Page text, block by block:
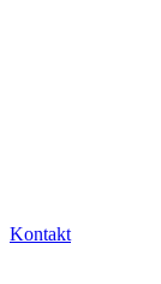
Kontakt